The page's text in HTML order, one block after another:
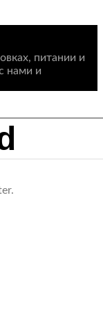
питании и
нами и